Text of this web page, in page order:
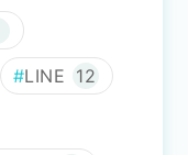
LINE 12